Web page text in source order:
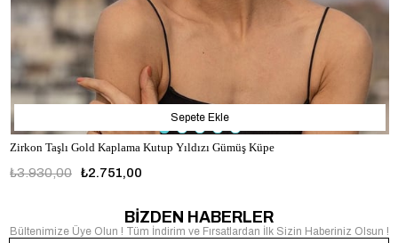
Zirkon Taşlı Gold Kaplama Kutup Yıldızı Gümüş Küpe
₺2.751,00
₺3.930,00
Sepete Ekle
BİZDEN HABERLER
Bültenimize Üye Olun ! Tüm İndirim ve Fırsatlardan İlk Sizin Haberiniz Olsun !